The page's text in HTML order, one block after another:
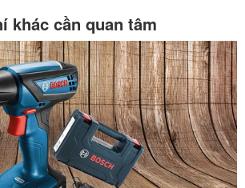
khác cần quan tâm